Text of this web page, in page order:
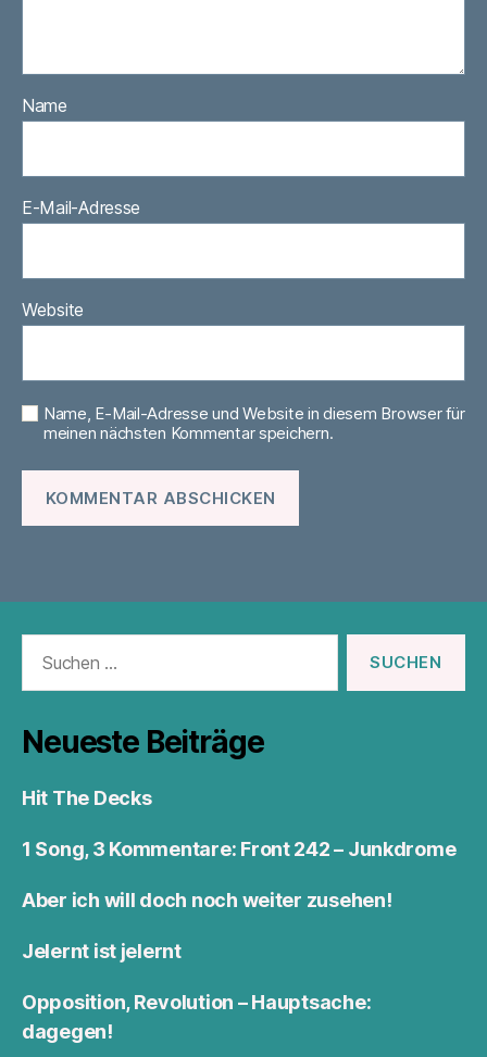
Name
E-Mail-Adresse
Website
Name, E-Mail-Adresse und Website in diesem Browser für
meinen nächsten Kommentar speichern.
nach:
Neueste Beiträge
Hit The Decks
1 Song, 3 Kommentare: Front 242 – Junkdrome
Aber ich will doch noch weiter zusehen!
Jelernt ist jelernt
Opposition, Revolution – Hauptsache:
dagegen!